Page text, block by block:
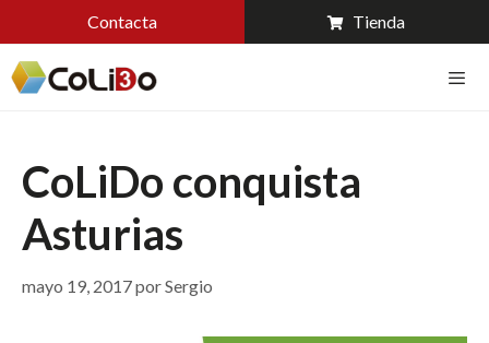
Contacta Tienda
CoLiDo conquista
Asturias
mayo 19, 2017porSergio